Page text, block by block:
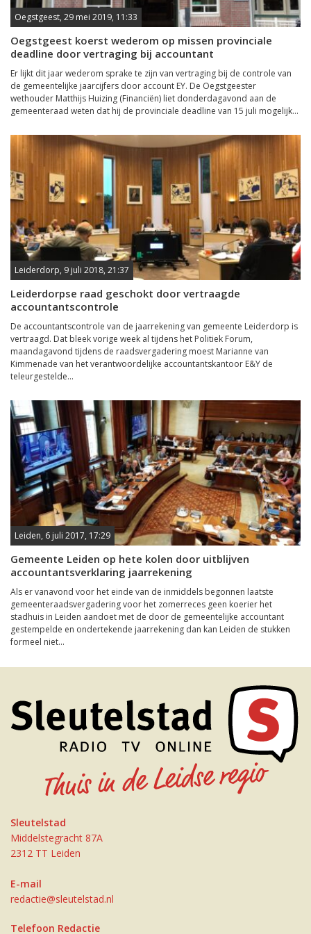
Oegstgeest, 29 mei 2019, 11:33
Oegstgeest koerst wederom op missen provinciale
deadline door vertraging bij accountant
Er lijkt dit jaar wederom sprake te zijn van vertraging bij de controle van
de gemeentelijke jaarcijfers door account EY. De Oegstgeester
wethouder Matthijs Huizing (Financiën) liet donderdagavond aan de
gemeenteraad weten dat hij de provinciale deadline van 15 juli mogelijk...
Leiderdorp, 9 juli 2018, 21:37
Leiderdorpse raad geschokt door vertraagde
accountantscontrole
De accountantscontrole van de jaarrekening van gemeente Leiderdorp is
vertraagd. Dat bleek vorige week al tijdens het Politiek Forum,
maandagavond tijdens de raadsvergadering moest Marianne van
Kimmenade van het verantwoordelijke accountantskantoor E&Y de
teleurgestelde...
Leiden, 6 juli 2017, 17:29
Gemeente Leiden op hete kolen door uitblijven
accountantsverklaring jaarrekening
Als er vanavond voor het einde van de inmiddels begonnen laatste
gemeenteraadsvergadering voor het zomerreces geen koerier het
stadhuis in Leiden aandoet met de door de gemeentelijke accountant
gestempelde en ondertekende jaarrekening dan kan Leiden de stukken
formeel niet...
Sleutelstad
Middelstegracht 87A
2312 TT Leiden
E-mail
redactie@sleutelstad.nl
Telefoon Redactie